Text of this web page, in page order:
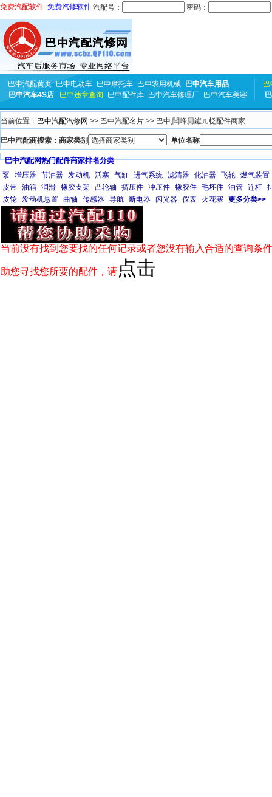
免费汽配软件 免费汽修软件 汽配号： 密码：
巴中汽配黄页 巴中电动车 巴中摩托车 巴中农用机械
巴中汽车用品
巴中汽车4S店
巴中违章查询 巴中配件库 巴中汽车修理厂 巴中汽车美容
当前位置： 巴中汽配汽修网 >> 巴中汽配名片 >> 巴中,闆峰厠钀ㄦ柉配件商家
巴中汽配商搜索：商家类别 单位名称
巴中汽配网热门配件商家排名分类
泵
增压器 节油器 发动机 活塞 气缸 进气系统 滤清器 化油器 飞轮 燃气装置
皮带 油箱 润滑 橡胶支架 凸轮轴 挤压件 冲压件 橡胶件 毛坯件 油管 连杆
皮轮 发动机悬置 曲轴 传感器 导航 断电器 闪光器 仪表 火花塞 更多分类>>
当前没有找到您要找的任何记录或者您没有输入合适的查询条
助您寻找您所要的配件，请 点击